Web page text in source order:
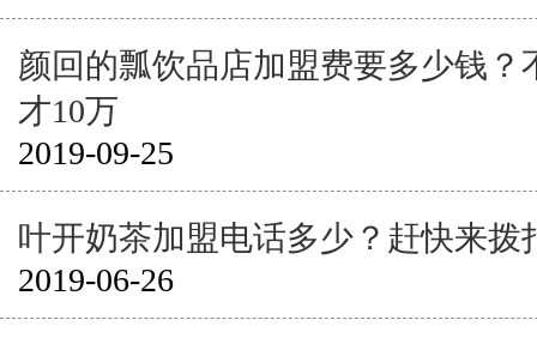
颜回的瓢饮品店加盟费要多少钱？
才10万
2019-09-25
叶开奶茶加盟电话多少？赶快来拨
2019-06-26